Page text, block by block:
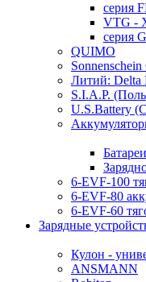
серия
VTG -
серия
QUIMO
Литий: Delta
S.I.A.P.
U.S.Battery
6-EVF-100
6-EVF-80
6-EVF-60
Зарядные
Кулон -
ANSMANN